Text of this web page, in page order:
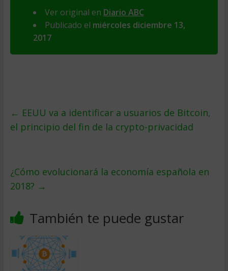
Ver original en Diario ABC
Publicado el miércoles diciembre 13,
2017
← EEUU va a identificar a usuarios de Bitcoin,
el principio del fin de la crypto-privacidad
¿Cómo evolucionará la economía española en
2018? →
También te puede gustar